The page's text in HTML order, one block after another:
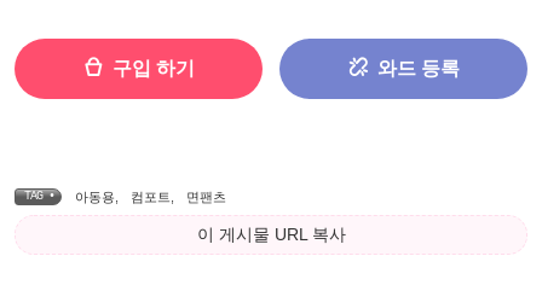
구입 하기 와드 등록
TAG • 아동용 컴포트 면팬츠
이 게시물 URL 복사